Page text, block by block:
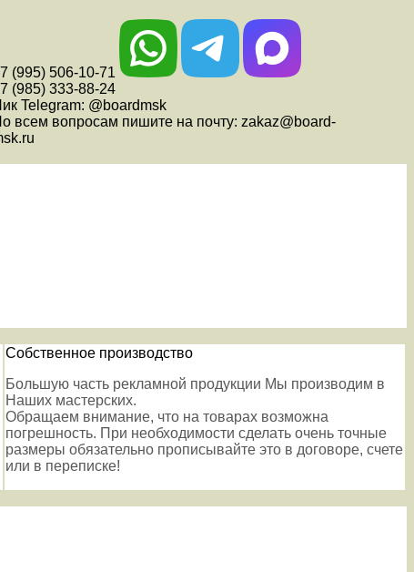
(995) 506-10-71
(985) 333-88-24
Telegram: @boardmsk
всем вопросам пишите на почту: zakaz@board-
Собственное производство
Большую часть рекламной продукции Мы производим в
Наших мастерских.
Обращаем внимание, что на товарах возможна
погрешность. При необходимости сделать очень точные
размеры обязательно прописывайте это в договоре, счете
или в переписке!